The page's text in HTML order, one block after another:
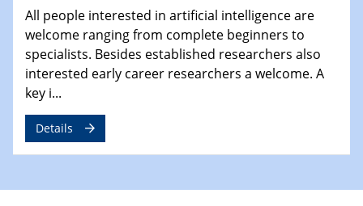
23.05.2023 - 24.05.2023
10. NRW Nano-Konferenz
25.05.2023
Ringvorlesung
Ich wandle mich! … wohin und wieso? Lernen und
Bildung als Transformation
25.05.2023
All people interested in artificial intelligence are
welcome ranging from complete beginners to
specialists. Besides established researchers also
interested early career researchers a welcome. A
key i...
Details